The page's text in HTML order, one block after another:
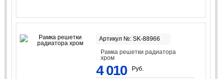
Артикул №: SK-88966
Рамка решетки радиатора
хром
4 010 Руб.